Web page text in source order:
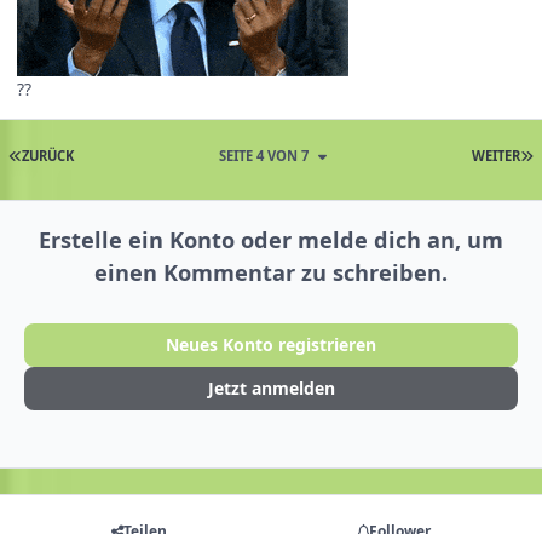
??
ZURÜCK WEITER
SEITE 4 VON 7
Erstelle ein Konto oder melde dich an, um
einen Kommentar zu schreiben.
Neues Konto registrieren
Jetzt anmelden